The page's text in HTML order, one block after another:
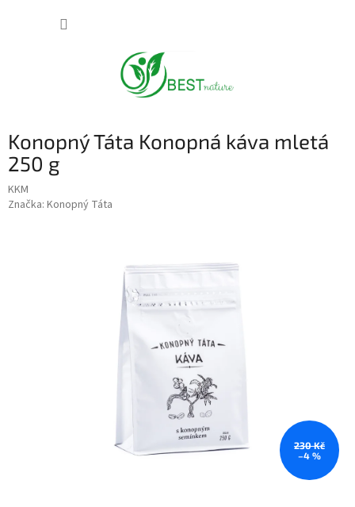
Konopný Táta Konopná káva mletá
250 g
KKM
Značka: Konopný Táta
230 Kč
–4 %